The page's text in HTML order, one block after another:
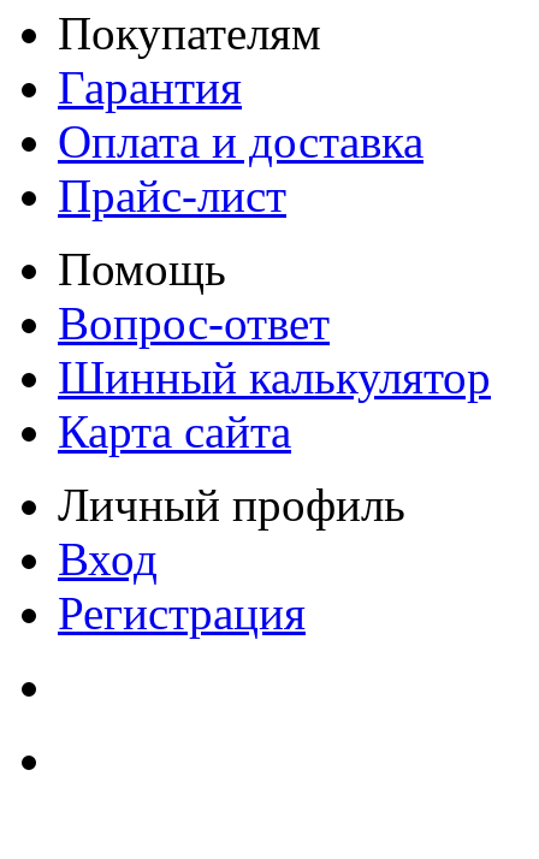
Покупателям
Гарантия
Оплата и доставка
Прайс-лист
Помощь
Вопрос-ответ
Шинный калькулятор
Карта сайта
Личный профиль
Вход
Регистрация